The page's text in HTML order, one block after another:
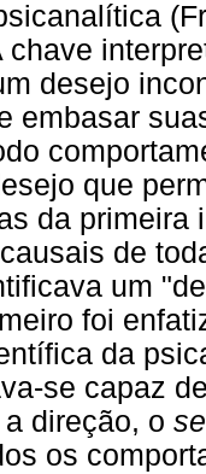
chave
desejo
embasar
que
da primeira
de
um
foi
da
se capaz
direção, o
os